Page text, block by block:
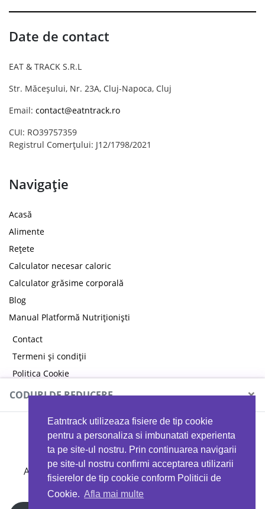
Eatntrack utilizeaza fisiere de tip cookie
pentru a personaliza si imbunatati experienta
ta pe site-ul nostru. Prin continuarea navigarii
pe site-ul nostru confirmi acceptarea utilizarii
fisierelor de tip cookie conform Politicii de
Cookie. Afla mai multe
Date de contact
EAT & TRACK S.R.L
Str. Măceșului, Nr. 23A, Cluj-Napoca, Cluj
Email: contact@eatntrack.ro
CUI: RO39757359
Registrul Comerțului: J12/1798/2021
Navigație
Acasă
Alimente
Rețete
Calculator necesar caloric
Calculator grăsime corporală
Blog
Manual Platformă Nutriționiști
Contact
Termeni și condiții
Politica Cookie
Politica de confidențialitate
CODURI DE REDUCERE ×
MYPROTEIN
Ai 40%reducere la orice comandă folosind codul
EATTRACK